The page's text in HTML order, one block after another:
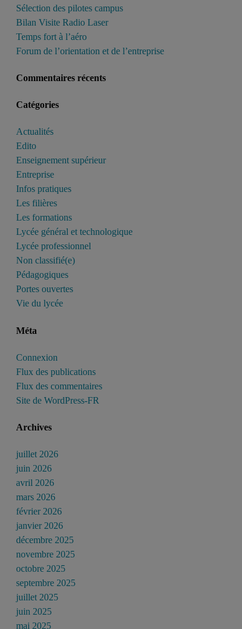
Sélection des pilotes campus
Bilan Visite Radio Laser
Temps fort à l’aéro
Forum de l’orientation et de l’entreprise
Commentaires récents
Catégories
Actualités
Edito
Enseignement supérieur
Entreprise
Infos pratiques
Les filières
Les formations
Lycée général et technologique
Lycée professionnel
Non classifié(e)
Pédagogiques
Portes ouvertes
Vie du lycée
Méta
Connexion
Flux des publications
Flux des commentaires
Site de WordPress-FR
Archives
juillet 2026
juin 2026
avril 2026
mars 2026
février 2026
janvier 2026
décembre 2025
novembre 2025
octobre 2025
septembre 2025
juillet 2025
juin 2025
mai 2025